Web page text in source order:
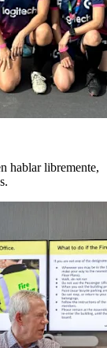
hablar libremente,